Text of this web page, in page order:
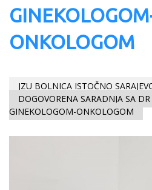
ONKOLOGOM
JZU BOLNICA ISTOČNO
DOGOVORENA SARADNJA SA
GINEKOLOGOM-ONKOLOGOM